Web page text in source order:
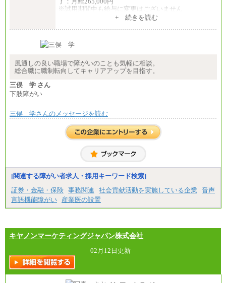
※試用期間中も給与に変更はございません
+ 続きを読む
風通しの良い職場で障がいのことも気軽に相談。
総合職に職制転向してキャリアアップを目指す。
三俣 学 さん
下肢障がい
三俣 学さんのメッセージを読む
[関連する障がい者求人・採用キーワード検索]
証券・金融・保険 事務関連 社会貢献活動を実施している企業
音声
言語機能障がい
産業医の設置
キヤノンマーケティングジャパン株式会社
02月12日更新